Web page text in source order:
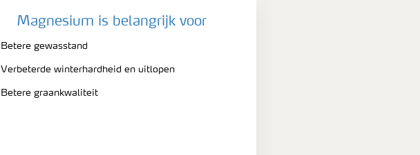
Magnesium is belangrijk voor
Betere gewasstand
Verbeterde winterhardheid en uitlopen
Betere graankwaliteit